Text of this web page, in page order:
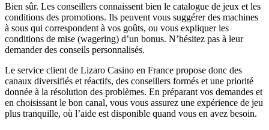
Bien sûr. Les conseillers connaissent bien le catalogue de jeux et les
conditions des promotions. Ils peuvent vous suggérer des machines
à sous qui correspondent à vos goûts, ou vous expliquer les
conditions de mise (wagering) d’un bonus. N’hésitez pas à leur
demander des conseils personnalisés.
Le service client de Lizaro Casino en France propose donc des
canaux diversifiés et réactifs, des conseillers formés et une priorité
donnée à la résolution des problèmes. En préparant vos demandes et
en choisissant le bon canal, vous vous assurez une expérience de jeu
plus tranquille, où l’aide est disponible quand vous en avez besoin.